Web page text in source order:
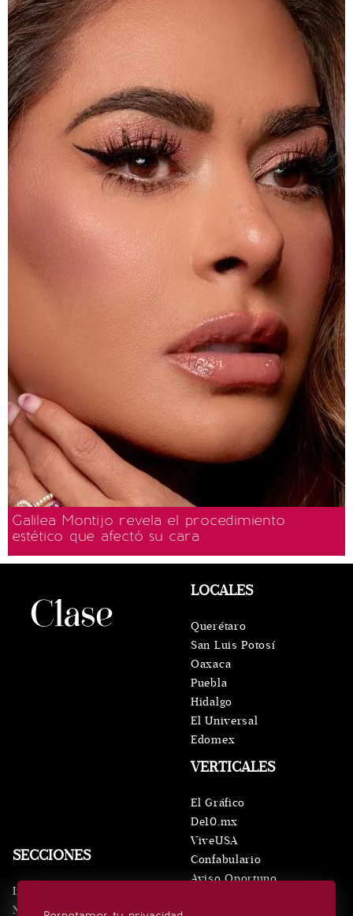
Galilea Montijo revela el procedimiento
estético que afectó su cara
SECCIONES
Inicio
Noticias
VERTICALES
El Gráfico
De10.mx
ViveUSA
Confabulario
Aviso Oportuno
LOCALES
Querétaro
San Luis Potosí
Oaxaca
Puebla
Hidalgo
El Universal
Edomex